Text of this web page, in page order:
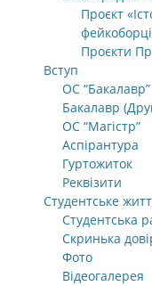
Проєкт
Проєкти
Вступ
ОС “Бакалавр”
Бакалавр
ОС “Магістр”
Аспірантура
Гуртожиток
Реквізити
Студентське
Студентська
Скринька
Фото
Відеогалерея